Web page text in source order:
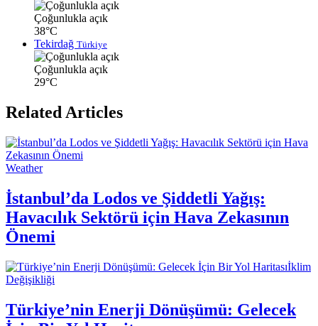
Çoğunlukla açık
38°C
Tekirdağ Türkiye
Çoğunlukla açık
29°C
Related Articles
Weather
İstanbul’da Lodos ve Şiddetli Yağış:
Havacılık Sektörü için Hava Zekasının
Önemi
İklim
Değişikliği
Türkiye’nin Enerji Dönüşümü: Gelecek